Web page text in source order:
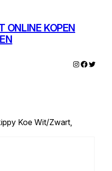
ONLINE KOPEN
Instagram
Twitter
Koe Wit/Zwart,